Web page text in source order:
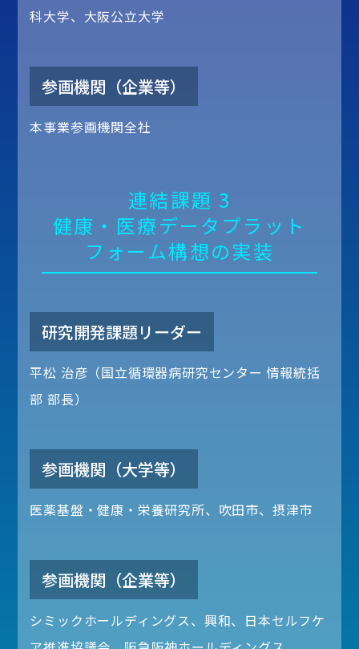
科大学、大阪公立大学
参画機関（企業等）
本事業参画機関全社
連結課題 3
健康・医療データプラット
フォーム構想の実装
研究開発課題リーダー
平松 治彦（国立循環器病研究センター 情報統括
部 部長）
参画機関（大学等）
医薬基盤・健康・栄養研究所、吹田市、摂津市
参画機関（企業等）
シミックホールディングス、興和、日本セルフケ